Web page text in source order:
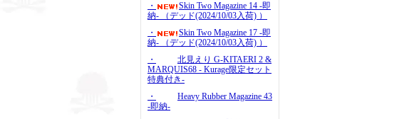
・
Skin Two Magazine 14 -即
納- （デッド(2024/10/03入荷) ）
・
Skin Two Magazine 17 -即
納- （デッド(2024/10/03入荷) ）
・
北見えり G-KITAERI 2 &
MARQUIS68 - Kurage限定セット
特典付き-
・
Heavy Rubber Magazine 43
-即納-